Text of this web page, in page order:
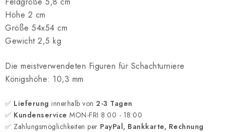
Höhe 2 cm
Größe 54x54 cm
Gewicht 2,5 kg
Die meistverwendeten Figuren für Schachturniere
Königshöhe: 10,3 mm
✅ Lieferung innerhalb von 2-3 Tagen
✅ Kundenservice MON-FRI 8:00 - 18:00
✅ Zahlungsmöglichkeiten per PayPal, Bankkarte, Rechnung